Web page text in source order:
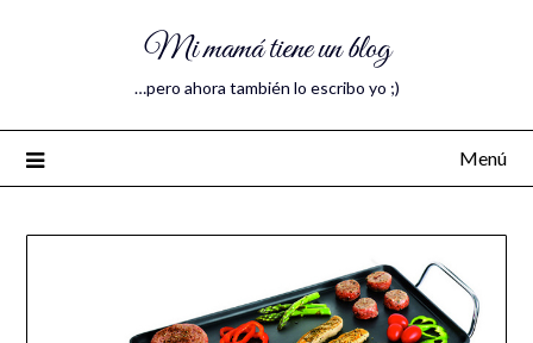
Mi mamá tiene un blog
…pero ahora también lo escribo yo ;)
Menú